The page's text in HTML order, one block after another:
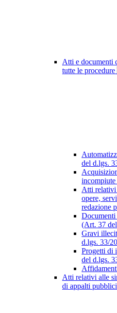
Atti e documenti
tutte le procedure
del d.lgs.
Atti relativi
opere,
redazione
Documenti
(Art. 37
Gravi
d.lgs. 33/
Progetti di
del d.lgs.
Atti relativi alle
di appalti pubblici